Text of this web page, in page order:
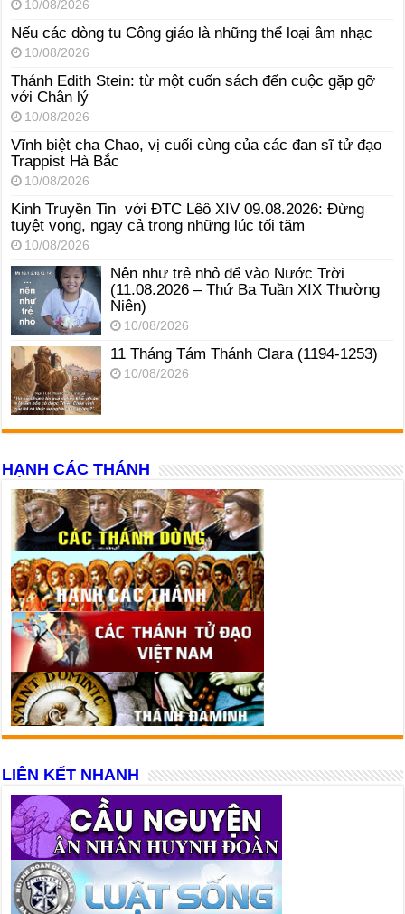
10/08/2026
Nếu các dòng tu Công giáo là những thể loại âm nhạc
10/08/2026
Thánh Edith Stein: từ một cuốn sách đến cuộc gặp gỡ
với Chân lý
10/08/2026
Vĩnh biệt cha Chao, vị cuối cùng của các đan sĩ tử đạo
Trappist Hà Bắc
10/08/2026
Kinh Truyền Tin với ĐTC Lêô XIV 09.08.2026: Đừng
tuyệt vọng, ngay cả trong những lúc tối tăm
10/08/2026
Nên như trẻ nhỏ để vào Nước Trời
(11.08.2026 – Thứ Ba Tuần XIX Thường
Niên)
10/08/2026
11 Tháng Tám Thánh Clara (1194-1253)
10/08/2026
HẠNH CÁC THÁNH
LIÊN KẾT NHANH